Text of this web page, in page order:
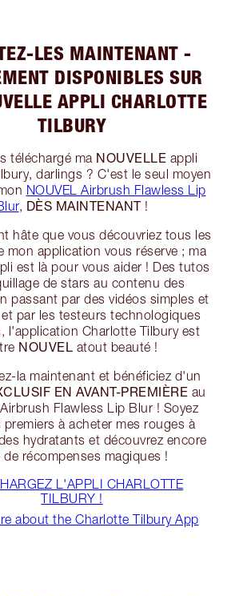
LES MAINTENANT -
DISPONIBLES SUR
APPLI CHARLOTTE
TILBURY
téléchargé ma NOUVELLE appli
darlings ? C'est le seul moyen
NOUVEL Airbrush Flawless Lip
, DÈS MAINTENANT!
hâte que vous découvriez tous les
mon application vous réserve ; ma
est là pour vous aider ! Des tutos
de stars au contenu des
passant par des vidéos simples et
par les testeurs technologiques
l'application Charlotte Tilbury est
NOUVEL
atout beauté !
la maintenant et bénéficiez d'un
EN AVANT-PREMIÈRE au
Flawless Lip Blur ! Soyez
premiers à acheter mes rouges à
hydratants et découvrez encore
de récompenses magiques !
L'APPLI CHARLOTTE
TILBURY !
about the Charlotte Tilbury App